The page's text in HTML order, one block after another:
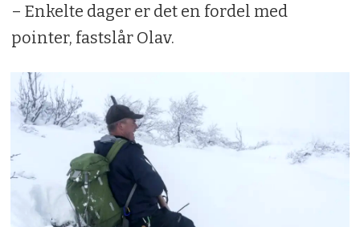
– Enkelte dager er det en fordel med
pointer, fastslår Olav.